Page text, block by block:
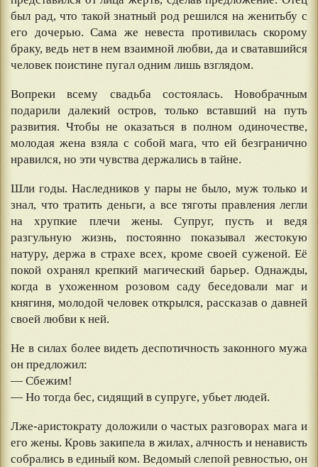
был рад, что такой знатный род решился на женитьбу с
его дочерью. Сама же невеста противилась скорому
браку, ведь нет в нем взаимной любви, да и сватавшийся
человек поистине пугал одним лишь взглядом.
Вопреки всему свадьба состоялась. Новобрачным
подарили далекий остров, только вставший на путь
развития. Чтобы не оказаться в полном одиночестве,
молодая жена взяла с собой мага, что ей безгранично
нравился, но эти чувства держались в тайне.
Шли годы. Наследников у пары не было, муж только и
знал, что тратить деньги, а все тяготы правления легли
на хрупкие плечи жены. Супруг, пусть и ведя
разгульную жизнь, постоянно показывал жестокую
натуру, держа в страхе всех, кроме своей суженой. Её
покой охранял крепкий магический барьер. Однажды,
когда в ухоженном розовом саду беседовали маг и
княгиня, молодой человек открылся, рассказав о давней
своей любви к ней.
Не в силах более видеть деспотичность законного мужа
он предложил:
— Сбежим!
— Но тогда бес, сидящий в супруге, убьет людей.
Лже-аристократу доложили о частых разговорах мага и
его жены. Кровь закипела в жилах, алчность и ненависть
собрались в единый ком. Ведомый слепой ревностью, он